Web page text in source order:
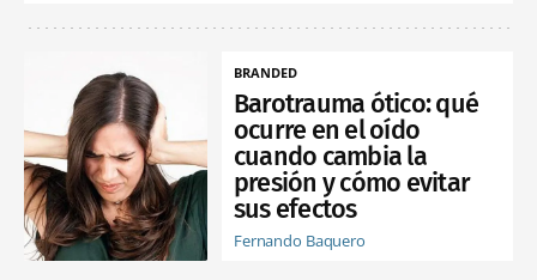
BRANDED
Barotrauma ótico: qué
ocurre en el oído
cuando cambia la
presión y cómo evitar
sus efectos
Fernando Baquero